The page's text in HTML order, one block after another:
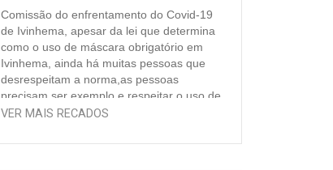
Comissão do enfrentamento do Covid-19
de Ivinhema, apesar da lei que determina
como o uso de máscara obrigatório em
Ivinhema, ainda há muitas pessoas que
desrespeitam a norma,as pessoas
precisam ser exemplo e respeitar o uso de
máscara como "regra de convivência". Ao
o vírus que pode estar circulando à sua
VER MAIS RECADOS